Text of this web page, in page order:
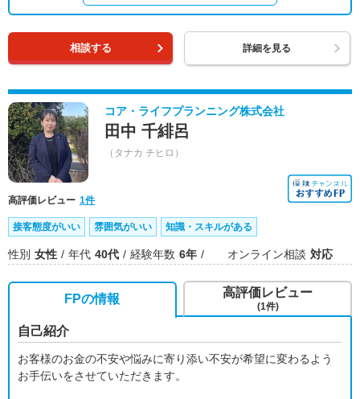
相談する 詳細を見る
コア・ライフプランニング株式会社
田中 千緋呂
（タナカ チヒロ）
高評価レビュー 1件
接客態度がいい 雰囲気がいい 知識・スキルがある
性別 女性 年代 40代 経験年数 6年 オンライン相談 対応
FPの情報
自己紹介
お客様のお金の不安や悩みに寄り添い不安が希望に変わるよう
お手伝いをさせていただきます。
高評価レビュー
(1件)